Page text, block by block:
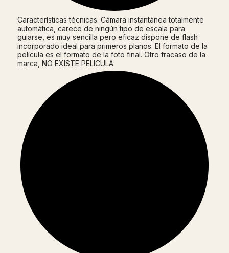
Características técnicas: Cámara instantánea totalmente
automática, carece de ningún tipo de escala para
guiarse, es muy sencilla pero eficaz dispone de flash
incorporado ideal para primeros planos. El formato de la
película es el formato de la foto final. Otro fracaso de la
marca, NO EXISTE PELICULA.